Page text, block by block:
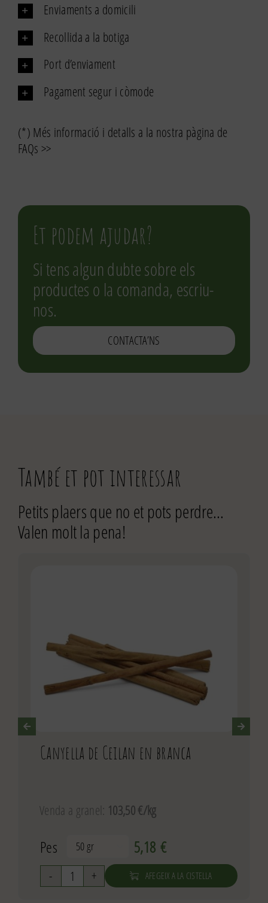
Enviaments a domicili
Recollida a la botiga
Port d’enviament
Pagament segur i còmode
(*) Més informació i detalls a la nostra pàgina de
FAQs >>
Et podem ajudar?
Si tens algun dubte sobre els
productes o la comanda, escriu-
nos.
CONTACTA’NS
També et pot interessar
Petits plaers que no et pots perdre…
Valen molt la pena!
Canyella de Ceilan en branca
Venda a granel: 103,50 €/kg
Pes 5,18 €
quantitat
AFEGEIX A LA CISTELLA